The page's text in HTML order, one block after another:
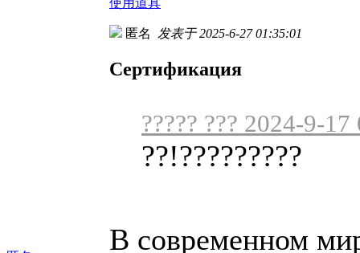
匿名 发表于 2025-6-27 01:35:01
Сертификация
????? ??? 2024-9-
??!?????????
В современном